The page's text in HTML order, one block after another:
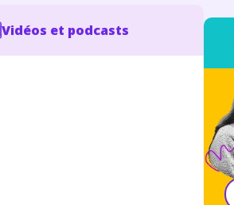
Vidéos et podcasts